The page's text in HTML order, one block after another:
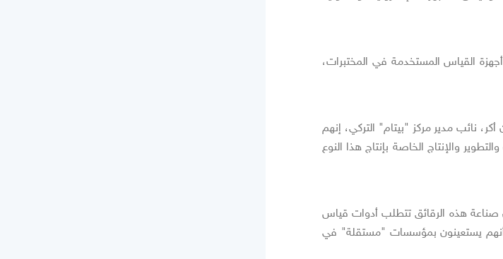
القياس المستخدمة في المختبرات،
نائب مدير مركز "بيتام" التركي، إنهم
والإنتاج الخاصة بإنتاج هذا النوع
هذه الرقائق تتطلب أدوات قياس
أنهم يستعينون بمؤسسات "مستقلة" في